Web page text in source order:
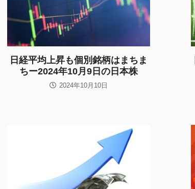
日経平均上昇も個別銘柄はまちま
ちー2024年10月9日の日本株
2024年10月10日